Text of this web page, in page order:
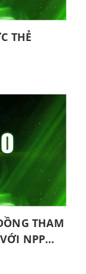
THẺ
THAM
NPP
ĐỘNG